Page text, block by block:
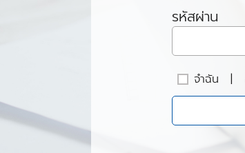
รหัสผ่าน
จำฉัน |